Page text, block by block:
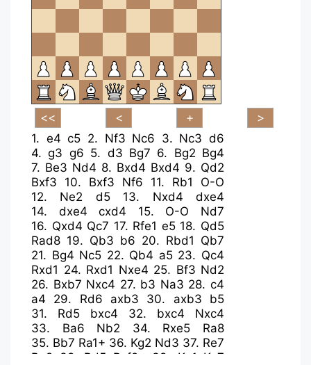
1. e4 c5 2. Nf3 Nc6 3. Nc3 d6
4.g3 g6 5. d3 Bg7 6. Bg2 Bg4
7. Be3 Nd4 8. Bxd4 Bxd4 9. Qd2
Bxf3
10. Bxf3 Nf6 11. Rb1
O-O
12. Ne2 d5 13. Nxd4
dxe4
14. dxe4 cxd4 15. O-O
Nd7
16. Qxd4 Qc7 17. Rfe1 e5 18. Qd5
Rad8 19. Qb3 b6 20. Rbd1 Qb7
21. Bg4 Nc5 22. Qb4 a5 23. Qc4
Rxd1 24. Rxd1 Nxe4 25. Bf3 Nd2
26. Bxb7 Nxc4 27. b3 Na3 28.c4
a4
29. Rd6 axb3 30. axb3
b5
31. Rd5 bxc4 32. bxc4
Nxc4
33. Ba6 Nb2 34. Rxe5
Ra8
35. Bb7 Ra1+ 36. Kg2 Nd3 37. Re7
Ra2
38. Bd5 Rxf2+ 39. Kg1 Kg7